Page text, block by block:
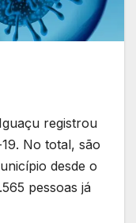
registrou
No total, são
desde o
pessoas já